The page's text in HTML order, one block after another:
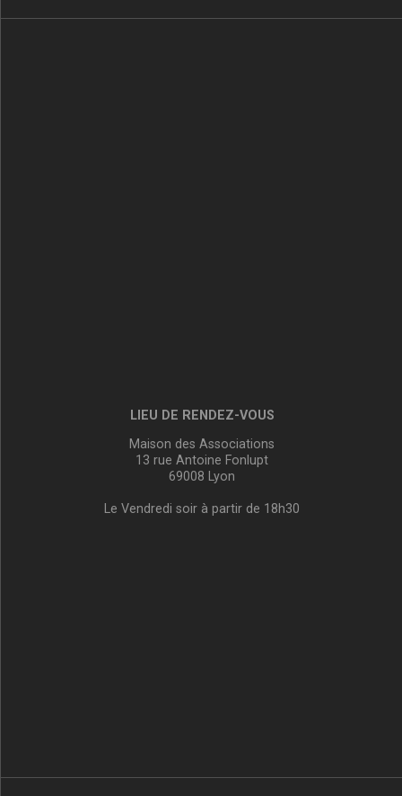
LIEU DE RENDEZ-VOUS
Maison des Associations
13 rue Antoine Fonlupt
69008 Lyon
Le Vendredi soir à partir de 18h30